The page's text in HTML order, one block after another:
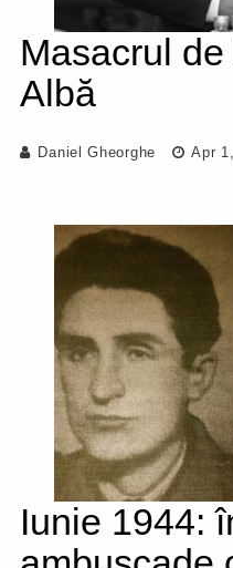
Masacrul
Albă
Daniel Gheorghe Apr
Iunie 1944: